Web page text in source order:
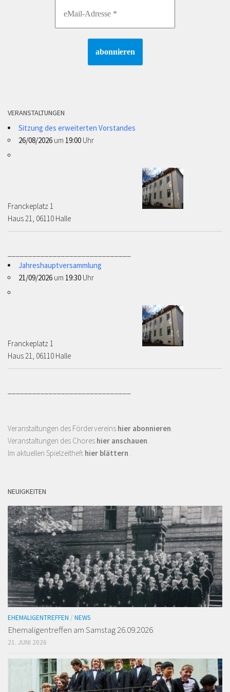
VERANSTALTUNGEN
Sitzung des erweiterten Vorstandes
26/08/2026 um 19:00 Uhr
Franckeplatz 1 ­­­­
Haus 21, 06110 Halle
Jahreshauptversammlung
21/09/2026 um 19:30 Uhr
Franckeplatz 1 ­­­­
Haus 21, 06110 Halle
Veranstaltungen des Fördervereins hier abonnieren.
Veranstaltungen des Chores hier anschauen.
Im aktuellen Spielzeitheft hier blättern .
NEUIGKEITEN
EHEMALIGENTREFFEN / NEWS
Ehemaligen­treffen am Samstag 26.09.2026
21. JUNI 2026